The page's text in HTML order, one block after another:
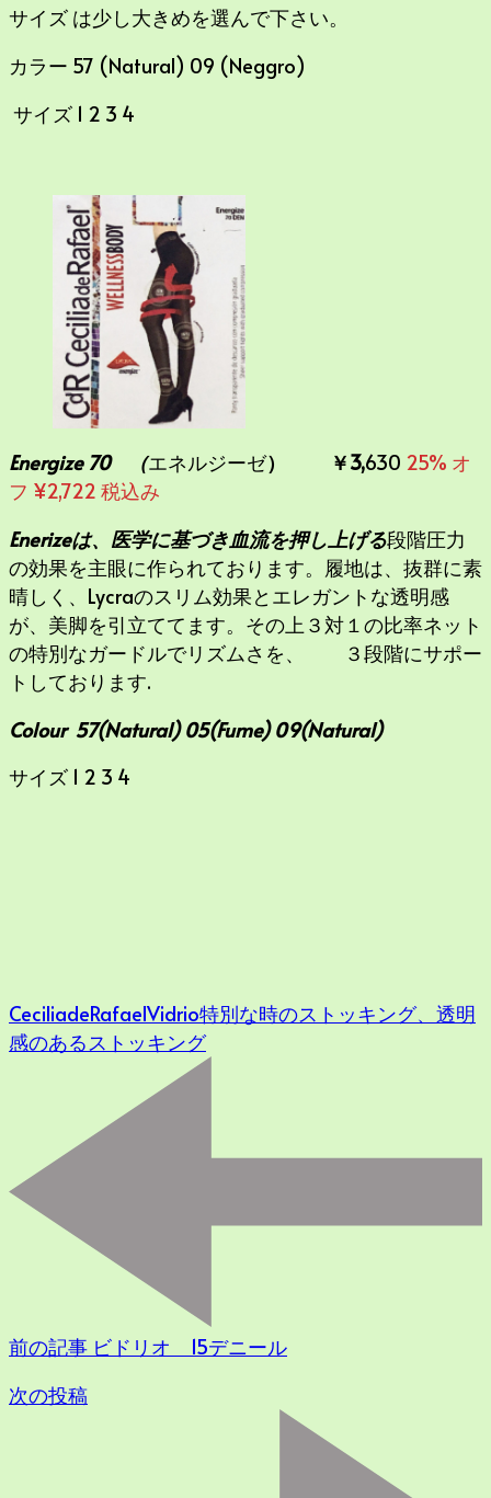
サイズ は少し大きめを選んで下さい。
カラー 57 (Natural) 09 (Neggro)
サイズ 1 2 3 4
Energize 70 （エネルジーゼ） ￥3,630 25% オ
フ ¥2,722 税込み
Enerizeは、医学に基づき血流を押し上げる段階圧力
の効果を主眼に作られております。履地は、抜群に素
晴しく、Lycraのスリム効果とエレガントな透明感
が、美脚を引立ててます。その上３対１の比率ネット
の特別なガードルでリズムさを、 ３段階にサポー
トしております.
Colour 57(Natural) 05(Fume) 09(Natural)
サイズ 1 2 3 4
CeciliadeRafaelVidrio特別な時のストッキング、 透明
感のあるストッキング
前の記事 ビドリオ 15デニール
次の投稿